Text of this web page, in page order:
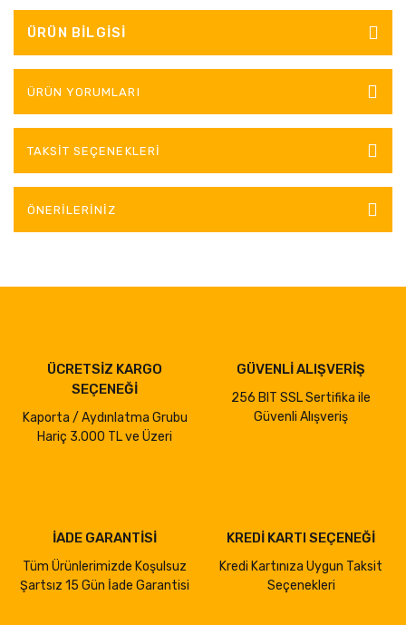
ÜRÜN BILGISI
ÜRÜN YORUMLARI
TAKSIT SEÇENEKLERI
ÖNERILERINIZ
ÜCRETSİZ KARGO
SEÇENEĞİ
Kaporta / Aydınlatma Grubu
Hariç 3.000 TL ve Üzeri
GÜVENLİ ALIŞVERİŞ
256 BIT SSL Sertifika ile
Güvenli Alışveriş
İADE GARANTİSİ
Tüm Ürünlerimizde Koşulsuz
Şartsız 15 Gün İade Garantisi
KREDİ KARTI SEÇENEĞİ
Kredi Kartınıza Uygun Taksit
Seçenekleri